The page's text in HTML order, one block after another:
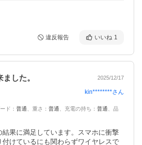
違反報告 いいね 1
した。 2025/12/17
kin********さん
ド ： 普通 重さ ： 普通 充電の持ち ： 普通
品
果に満足しています。スマホに衝撃
付けているにも関わらずワイヤレスで